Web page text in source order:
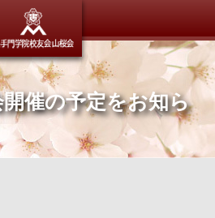
追手門学
催の予定をお知ら